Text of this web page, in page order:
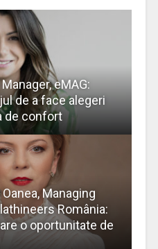
eMAG:
de a face alegeri
de confort
Managing
România:
o oportunitate de